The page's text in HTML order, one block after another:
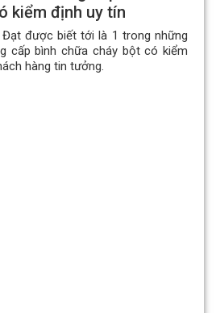
kiểm định uy tín
Đạt được biết tới là 1 trong những
cấp bình chữa cháy bột có kiểm
hàng tin tưởng.